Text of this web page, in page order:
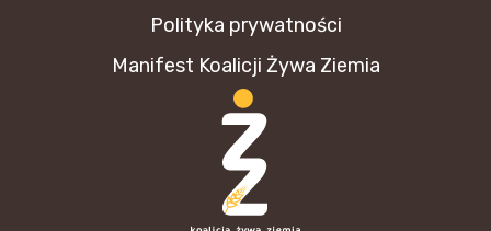
Polityka prywatności
Manifest Koalicji Żywa Ziemia